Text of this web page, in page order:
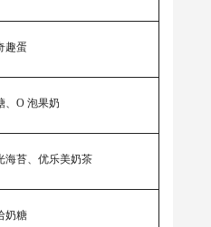
趣蛋
、O 泡果奶
海苔、优乐美奶茶
奶糖